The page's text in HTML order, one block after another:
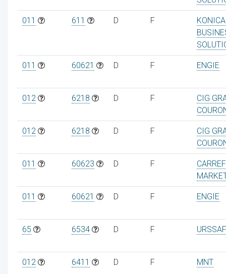
011 611 D F
011 60621 D F ENGIE
012 6218 D F
CIG
012 6218 D F
CIG
011 60623 D F
011 60621 D F ENGIE
65 6534 D F
012 6411 D F MNT